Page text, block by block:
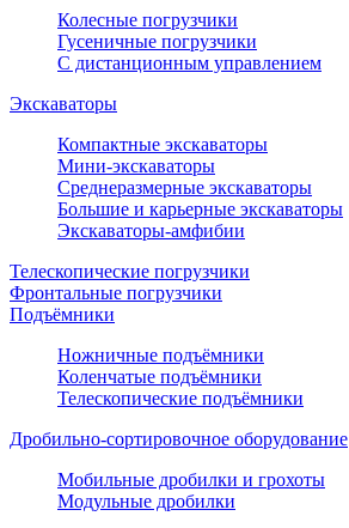
Колесные погрузчики
Гусеничные погрузчики
С дистанционным управлением
Экскаваторы
Компактные экскаваторы
Мини-экскаваторы
Среднеразмерные экскаваторы
Большие и карьерные экскаваторы
Экскаваторы-амфибии
Телескопические погрузчики
Фронтальные погрузчики
Подъёмники
Ножничные подъёмники
Коленчатые подъёмники
Телескопические подъёмники
Дробильно-сортировочное оборудование
Мобильные дробилки и грохоты
Модульные дробилки